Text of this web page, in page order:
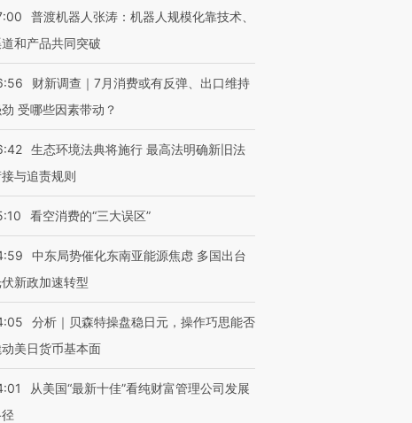
跨国走私7万
尿检体内含3种
视线｜HYROX的吸金
进第四届链博
科技“链”接产
普渡机器人张涛：机器人规模化靠技术、
和产品共同突破
财新调查｜7月消费或有反弹、出口维持
受哪些因素带动？
生态环境法典将施行 最高法明确新旧法
与追责规则
看空消费的“三大误区”
中东局势催化东南亚能源焦虑 多国出台
新政加速转型
分析｜贝森特操盘稳日元，操作巧思能否
美日货币基本面
从美国“最新十佳”看纯财富管理公司发展